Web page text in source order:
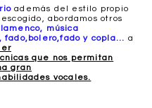
además del estilo propio
abordamos otros
música
fado,bolero,fado y copla... a
que nos permitan
gran
vocales.